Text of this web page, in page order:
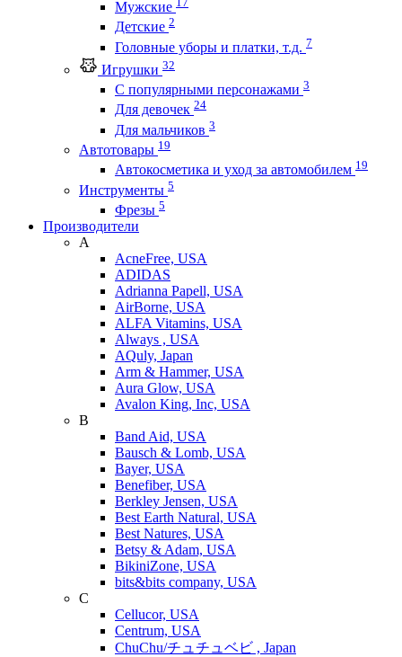
Мужские
Детские 2
Головные уборы и платки, т.д. 7
Игрушки 32
С популярными персонажами 3
Для девочек 24
Для мальчиков 3
Автотовары 19
Автокосметика и уход за автомобилем 19
Инструменты 5
Фрезы 5
Производители
A
AcneFree, USA
ADIDAS
Adrianna Papell, USA
AirBorne, USA
ALFA Vitamins, USA
Always , USA
AQuly, Japan
Arm & Hammer, USA
Aura Glow, USA
Avalon King, Inc, USA
B
Band Aid, USA
Bausch & Lomb, USA
Bayer, USA
Benefiber, USA
Berkley Jensen, USA
Best Earth Natural, USA
Best Natures, USA
Betsy & Adam, USA
BikiniZone, USA
bits&bits company, USA
C
Cellucor, USA
Centrum, USA
ChuChu/チュチュベビ , Japan